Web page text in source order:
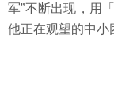
军”不断出现，用
他正在观望的中小